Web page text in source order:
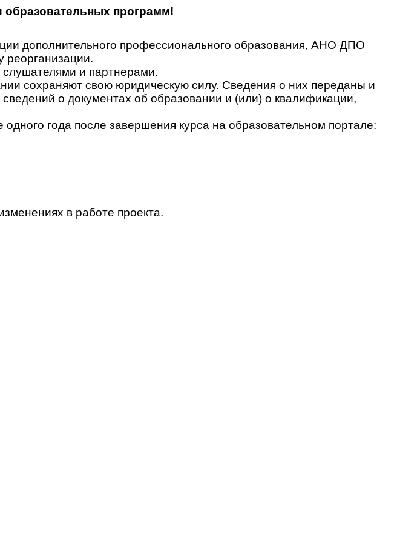
программ!
дополнительного профессионального образования, АНО ДПО
реорганизации.
и партнерами.
сохраняют свою юридическую силу. Сведения о них переданы и
о документах об образовании и (или) о квалификации,
года после завершения курса на образовательном портале:
в работе проекта.